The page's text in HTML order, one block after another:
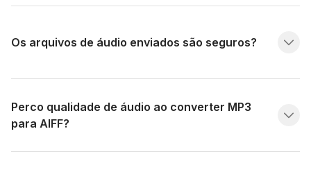
Os arquivos de áudio enviados são seguros?
Perco qualidade de áudio ao converter MP3
para AIFF?